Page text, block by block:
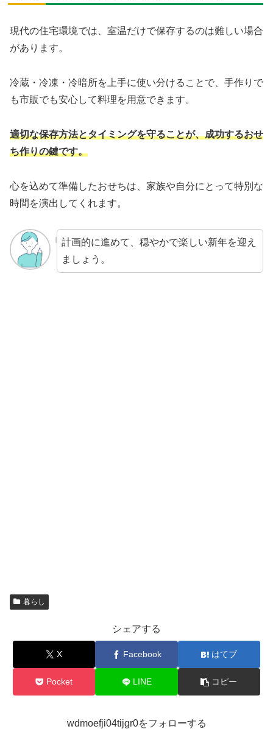
現代の住宅環境では、室温だけで保存するのは難しい場合
があります。
冷蔵・冷凍・冷暗所を上手に使い分けることで、手作りで
も市販でも安心して料理を用意できます。
適切な保存方法とタイミングを守ることが、成功するおせ
ち作りの鍵です。
心を込めて準備したおせちは、家族や自分にとって特別な
時間を演出してくれます。
計画的に進めて、穏やかで楽しい新年を迎え
ましょう。
暮らし
シェアする
X Facebook はてブ
Pocket LINE コピー
wdmoefji04tijgr0をフォローする